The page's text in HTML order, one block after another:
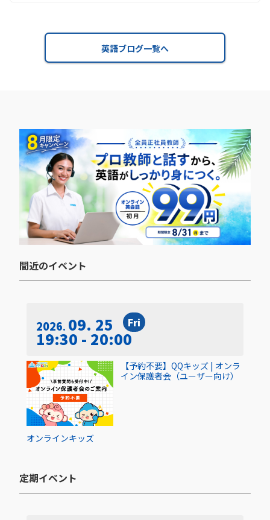
英語ブログ一覧へ
間近のイベント​
2026 09. 25 Fri
19:30 - 20:00
オンラインキッズ
【予約不要】QQキッズ | オンラ
イン保護者会（ユーザー向け）
定期イベント​